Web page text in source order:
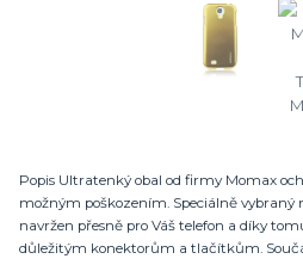
Popis Ultratenký obal od firmy Momax
možným poškozením. Speciálně vybraný
navržen přesně pro Váš telefon a díky
důležitým konektorům a tlačítkům.